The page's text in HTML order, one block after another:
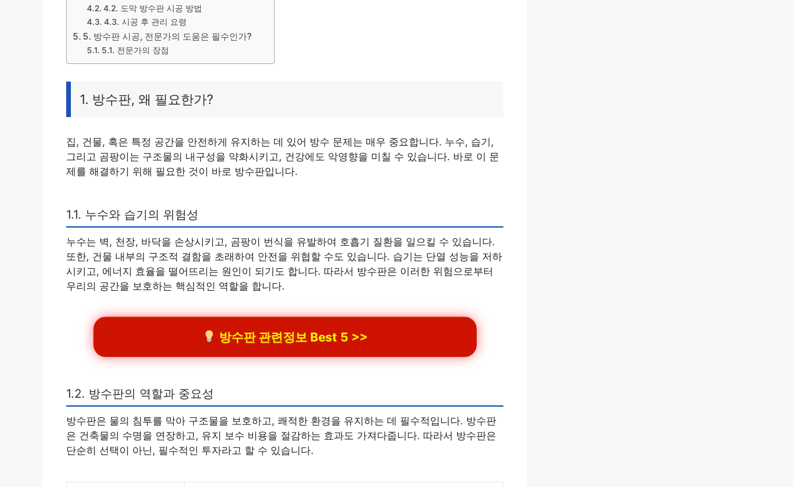
4.2. 도막 방수판 시공 방법
4.3. 시공 후 관리 요령
5. 방수판 시공, 전문가의 도움은 필수인가?
5.1. 전문가의 장점
1. 방수판, 왜 필요한가?
집, 건물, 혹은 특정 공간을 안전하게 유지하는 데 있어 방수 문제는 매우 중요합니다. 누수, 습기,
그리고 곰팡이는 구조물의 내구성을 약화시키고, 건강에도 악영향을 미칠 수 있습니다. 바로 이 문
제를 해결하기 위해 필요한 것이 바로 방수판입니다.
1.1. 누수와 습기의 위험성
누수는 벽, 천장, 바닥을 손상시키고, 곰팡이 번식을 유발하여 호흡기 질환을 일으킬 수 있습니다.
또한, 건물 내부의 구조적 결함을 초래하여 안전을 위협할 수도 있습니다. 습기는 단열 성능을 저하
시키고, 에너지 효율을 떨어뜨리는 원인이 되기도 합니다. 따라서 방수판은 이러한 위험으로부터
우리의 공간을 보호하는 핵심적인 역할을 합니다.
방수판 관련정보 Best 5 >>
1.2. 방수판의 역할과 중요성
방수판은 물의 침투를 막아 구조물을 보호하고, 쾌적한 환경을 유지하는 데 필수적입니다. 방수판
은 건축물의 수명을 연장하고, 유지 보수 비용을 절감하는 효과도 가져다줍니다. 따라서 방수판은
단순히 선택이 아닌, 필수적인 투자라고 할 수 있습니다.